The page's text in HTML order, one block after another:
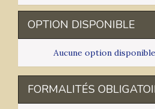
OPTION DISPONIBLE
Aucune option
FORMALITÉS